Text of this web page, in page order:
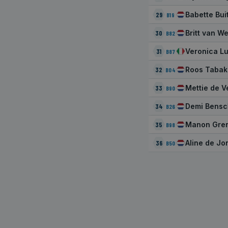
29 B19 Babette
30 B82 Britt van
31 B87 Veronica
32 B04 Roos Tabak
33 B90 Mettie de
34 B26 Demi
35 B98 Manon
36 B50 Aline de
_gid
_ga_FJW480MXR8